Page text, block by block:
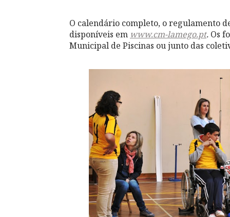
O calendário completo, o regulamento
disponíveis em www.cm-lamego.pt. Os
Municipal de Piscinas ou junto das